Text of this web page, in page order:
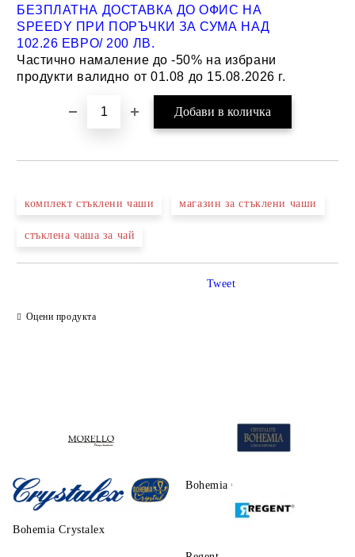
БЕЗПЛАТНА ДОСТАВКА ДО ОФИС НА
SPEEDY ПРИ ПОРЪЧКИ ЗА СУМА НАД
102.26 ЕВРО/ 200 ЛВ.
Частично намаление до -50% на избрани
продукти валидно от 01.08 до 15.08.2026 г.
комплект стъклени чаши магазин за стъклени чаши
стъклена чаша за чай
Оцени продукта
Tweet
Morello Bohemia Crystalite
Bohemia Crystalex